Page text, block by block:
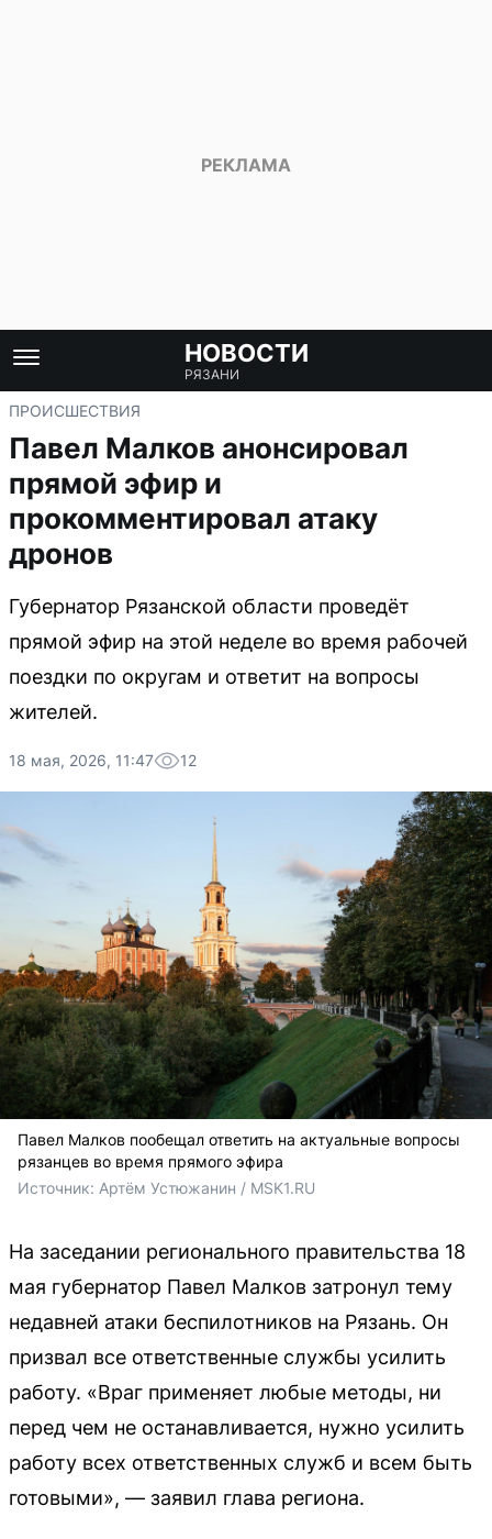
НОВОСТИ
РЯЗАНИ
ПРОИСШЕСТВИЯ
Павел Малков анонсировал
прямой эфир и
прокомментировал атаку
дронов
Губернатор Рязанской области проведёт
прямой эфир на этой неделе во время рабочей
поездки по округам и ответит на вопросы
жителей.
18 мая, 2026, 11:47 12
Павел Малков пообещал ответить на актуальные вопросы
рязанцев во время прямого эфира
Источник: Артём Устюжанин / MSK1.RU
На заседании регионального правительства 18
мая губернатор Павел Малков затронул тему
недавней атаки беспилотников на Рязань. Он
призвал все ответственные службы усилить
работу. «Враг применяет любые методы, ни
перед чем не останавливается, нужно усилить
работу всех ответственных служб и всем быть
готовыми», — заявил глава региона.